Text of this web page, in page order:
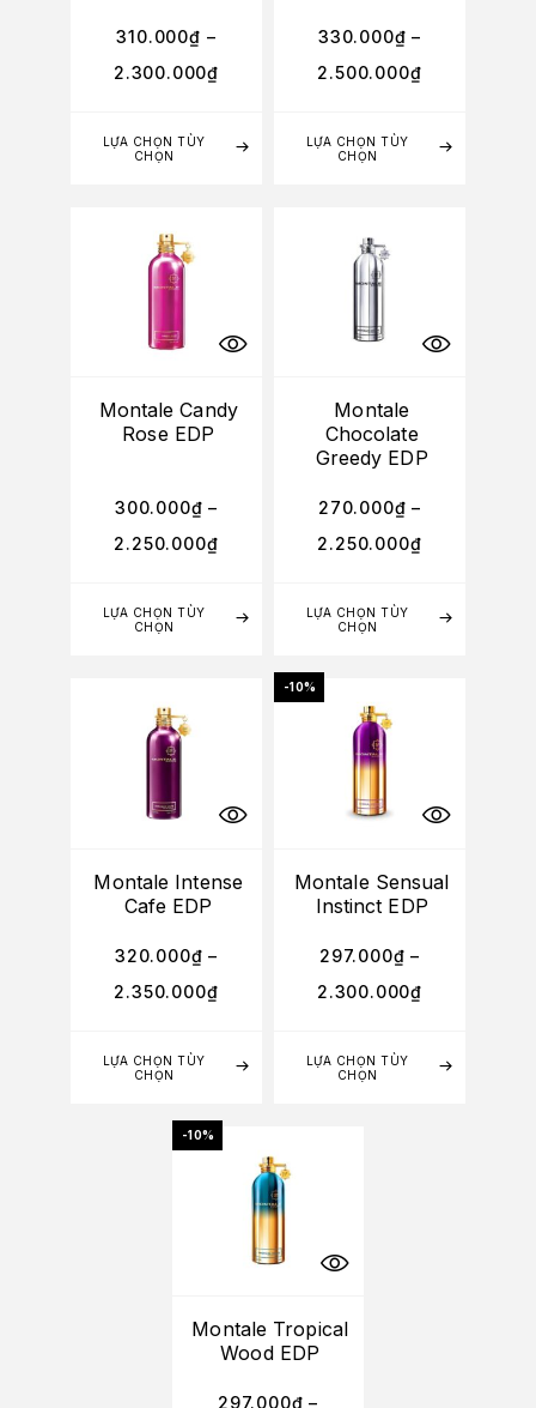
LỰA CHỌN TÙY
CHỌN
310.000₫ –
2.300.000₫
LỰA CHỌN TÙY
CHỌN
330.000₫ –
2.500.000₫
LỰA CHỌN TÙY
CHỌN
Montale Candy
Rose EDP
300.000₫ –
2.250.000₫
LỰA CHỌN TÙY
CHỌN
Montale
Chocolate
Greedy EDP
270.000₫ –
2.250.000₫
LỰA CHỌN TÙY
CHỌN
Montale Intense
Cafe EDP
320.000₫ –
2.350.000₫
-10%
LỰA CHỌN TÙY
CHỌN
Montale Sensual
Instinct EDP
297.000₫ –
2.300.000₫
-10%
Montale Tropical
Wood EDP
297.000₫ –